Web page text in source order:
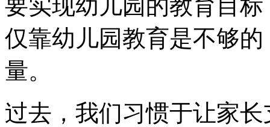
要实现幼儿园的教育目
仅靠幼儿园教育是不够
量。
过去，我们习惯于让家